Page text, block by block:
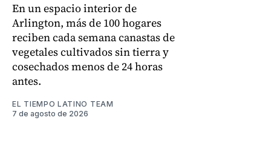
En un espacio interior de
Arlington, más de 100 hogares
reciben cada semana canastas de
vegetales cultivados sin tierra y
cosechados menos de 24 horas
antes.
EL TIEMPO LATINO TEAM
7 de agosto de 2026